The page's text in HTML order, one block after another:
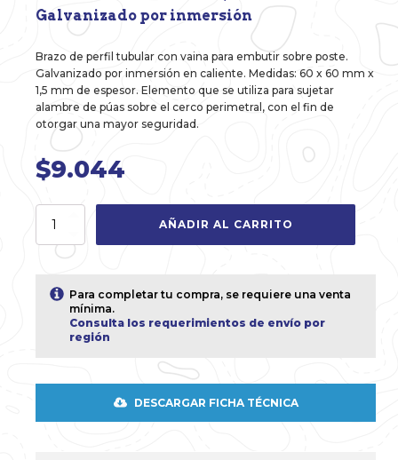
Galvanizado por inmersión
Brazo de perfil tubular con vaina para embutir sobre poste.
Galvanizado por inmersión en caliente. Medidas: 60 x 60 mm x
1,5 mm de espesor. Elemento que se utiliza para sujetar
alambre de púas sobre el cerco perimetral, con el fin de
otorgar una mayor seguridad.
$9.044
Brazo
Galvanizado
AÑADIR AL CARRITO
Para completar tu compra, se requiere una venta
mínima.
Consulta los requerimientos de envío por
región
DESCARGAR FICHA TÉCNICA